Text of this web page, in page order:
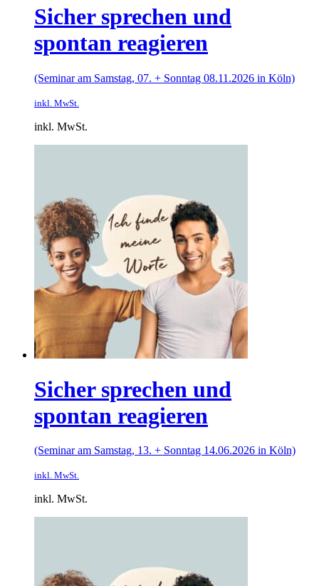
Sicher sprechen und
spontan reagieren
(Seminar am Samstag, 07. + Sonntag 08.11.2026 in Köln)
inkl. MwSt.
inkl. MwSt.
Sicher sprechen und
spontan reagieren
(Seminar am Samstag, 13. + Sonntag 14.06.2026 in Köln)
inkl. MwSt.
inkl. MwSt.